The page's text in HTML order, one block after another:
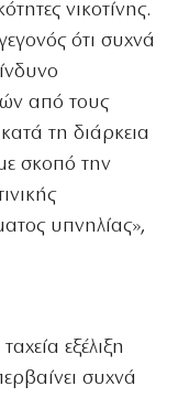
νικοτίνης.
ότι συχνά
από τους
τη διάρκεια
σκοπό την
υπνηλίας»,
εξέλιξη
συχνά